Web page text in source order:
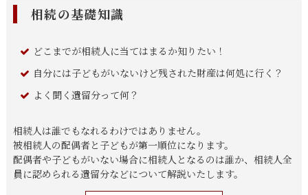
相続の基礎知識
どこまでが相続人に当てはまるか知りたい！
自分には子どもがいないけど残された財産は何処に行く？
よく聞く遺留分って何？
相続人は誰でもなれるわけではありません。
被相続人の配偶者と子どもが第一順位になります。
配偶者や子どもがいない場合に相続人となるのは誰か、相続人全
員に認められる遺留分などについて解説いたします。